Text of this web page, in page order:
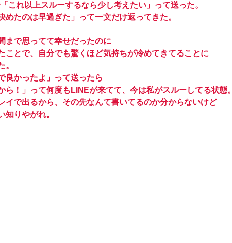
これ以上スルーするなら少し考えたい」って送った。
たのは早過ぎた」って一文だけ返ってきた。
まで思ってて幸せだったのに
ことで、自分でも驚くほど気持ちが冷めてきてることに
。
良かったよ」って送ったら
ら！」って何度もLINEが来てて、今は私がスルーしてる状態。
イで出るから、その先なんて書いてるのか分からないけど
知りやがれ。